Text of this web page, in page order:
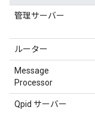
管理サーバー
ルーター
Message
Processor
Qpid サーバー